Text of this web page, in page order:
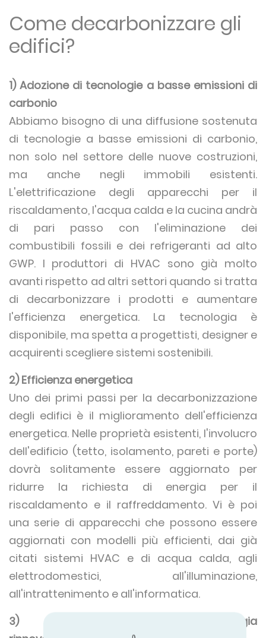
Come decarbonizzare gli
edifici?
1) Adozione di tecnologie a basse emissioni di
carbonio
Abbiamo bisogno di una diffusione sostenuta
di tecnologie a basse emissioni di carbonio,
non solo nel settore delle nuove costruzioni,
ma anche negli immobili esistenti.
L'elettrificazione degli apparecchi per il
riscaldamento, l'acqua calda e la cucina andrà
di pari passo con l'eliminazione dei
combustibili fossili e dei refrigeranti ad alto
GWP. I produttori di HVAC sono già molto
avanti rispetto ad altri settori quando si tratta
di decarbonizzare i prodotti e aumentare
l'efficienza energetica. La tecnologia è
disponibile, ma spetta a progettisti, designer e
acquirenti scegliere sistemi sostenibili.
2) Efficienza energetica
Uno dei primi passi per la decarbonizzazione
degli edifici è il miglioramento dell'efficienza
energetica. Nelle proprietà esistenti, l'involucro
dell'edificio (tetto, isolamento, pareti e porte)
dovrà solitamente essere aggiornato per
ridurre la richiesta di energia per il
riscaldamento e il raffreddamento. Vi è poi
una serie di apparecchi che possono essere
aggiornati con modelli più efficienti, dai già
citati sistemi HVAC e di acqua calda, agli
elettrodomestici, all'illuminazione,
all'intrattenimento e all'informatica.
3) Passare all'energia